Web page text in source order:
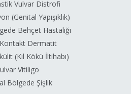
Vulvar Distrofi
(Genital Yapışıklık)
Behçet Hastalığı
Dermatit
(Kıl Kökü İltihabı)
Vitiligo
Bölgede Şişlik